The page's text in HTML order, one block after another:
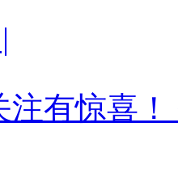
|
有惊喜！